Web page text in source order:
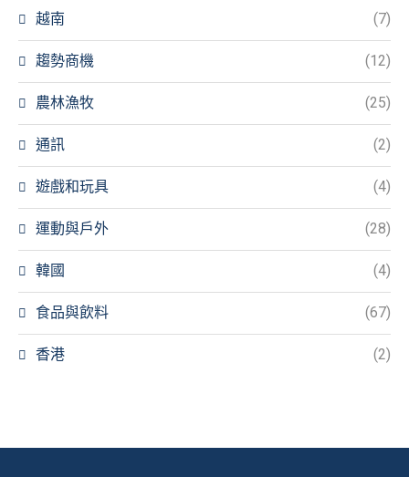
越南 (7)
趨勢商機 (12)
農林漁牧 (25)
通訊 (2)
遊戲和玩具 (4)
運動與戶外 (28)
韓國 (4)
食品與飲料 (67)
香港 (2)